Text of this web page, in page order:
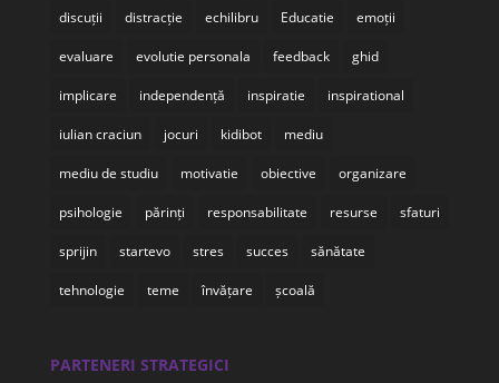
discuții distracție echilibru Educatie emoții
evaluare evolutie personala feedback ghid
implicare independență inspiratie inspirational
iulian craciun jocuri kidibot mediu
mediu de studiu motivatie obiective organizare
psihologie părinți responsabilitate resurse sfaturi
sprijin startevo stres succes sănătate
tehnologie teme învățare școală
PARTENERI STRATEGICI